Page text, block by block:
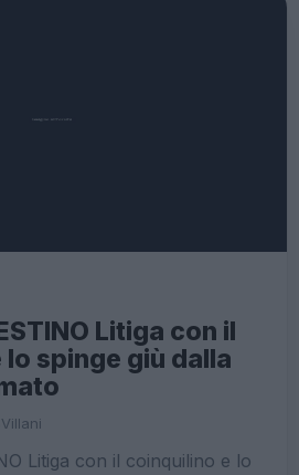
Litiga con il
spinge giù dalla
Villani
Litiga con il coinquilino e lo